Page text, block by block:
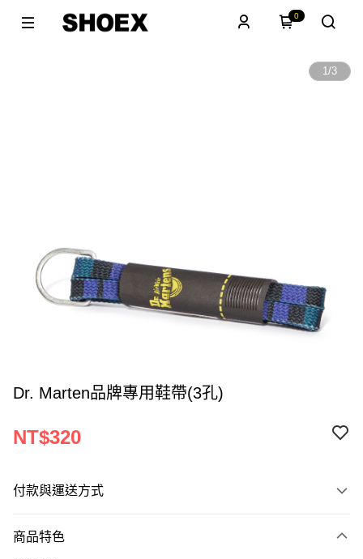
0
1/3
Dr. Marten品牌專用鞋帶(3孔)
NT$320
付款與運送方式
信用卡一次付款
商品特色